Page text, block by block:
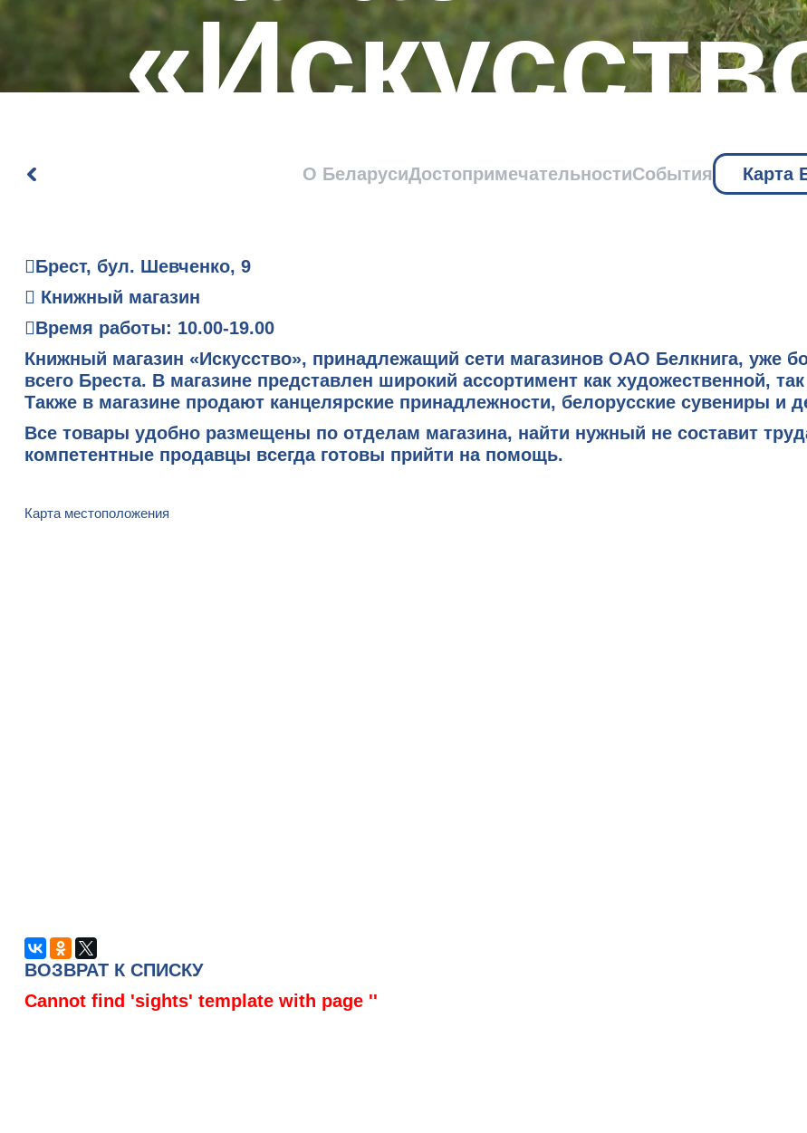
О БеларусиДостопримечательностиСобытия Карта
Брест, бул. Шевченко, 9
Книжный магазин
Время работы: 10.00-19.00
Книжный магазин «Искусство», принадлежащий сети магазинов ОАО Белкнига, уже
всего Бреста. В магазине представлен широкий ассортимент как художественной,
Также в магазине продают канцелярские принадлежности, белорусские сувениры и
Все товары удобно размещены по отделам магазина, найти нужный не составит
компетентные продавцы всегда готовы прийти на помощь.
Карта местоположения
ВОЗВРАТ К СПИСКУ
Cannot find 'sights' template with page ''